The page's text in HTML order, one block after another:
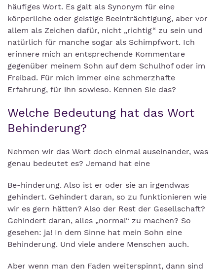
häufiges Wort. Es galt als Synonym für eine
körperliche oder geistige Beeinträchtigung, aber vor
allem als Zeichen dafür, nicht „richtig“ zu sein und
natürlich für manche sogar als Schimpfwort. Ich
erinnere mich an entsprechende Kommentare
gegenüber meinem Sohn auf dem Schulhof oder im
Freibad. Für mich immer eine schmerzhafte
Erfahrung, für ihn sowieso. Kennen Sie das?
Welche Bedeutung hat das Wort
Behinderung?
Nehmen wir das Wort doch einmal auseinander, was
genau bedeutet es? Jemand hat eine
Be-hinderung. Also ist er oder sie an irgendwas
gehindert. Gehindert daran, so zu funktionieren wie
wir es gern hätten? Also der Rest der Gesellschaft?
Gehindert daran, alles „normal“ zu machen? So
gesehen: ja! In dem Sinne hat mein Sohn eine
Behinderung. Und viele andere Menschen auch.
Aber wenn man den Faden weiterspinnt, dann sind